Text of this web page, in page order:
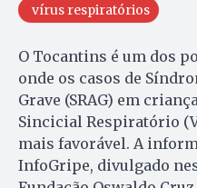
vírus respiratórios
O Tocantins é um dos
onde os casos de
Grave (SRAG) em
Sincicial Respiratório
mais favorável. A
InfoGripe, divulgado